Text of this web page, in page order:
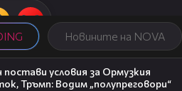
Новините на NOVA
постави условия за Ормузкия
Тръмп: Водим „полупреговори“